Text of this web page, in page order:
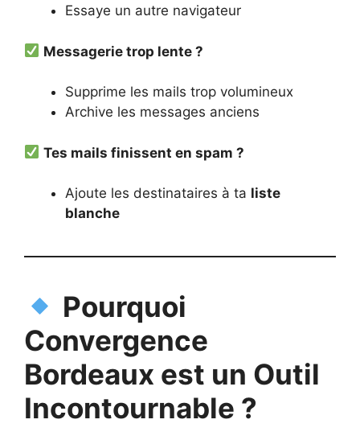
Essaye un autre navigateur
Messagerie trop lente ?
Supprime les mails trop volumineux
Archive les messages anciens
Tes mails finissent en spam ?
Ajoute les destinataires à ta liste
blanche
Pourquoi
Convergence
Bordeaux est un Outil
Incontournable ?